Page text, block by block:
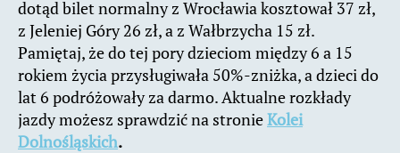
dotąd bilet normalny z Wrocławia kosztował 37 zł,
z Jeleniej Góry 26 zł, a z Wałbrzycha 15 zł.
Pamiętaj, że do tej pory dzieciom między 6 a 15
rokiem życia przysługiwała 50%-zniżka, a dzieci do
lat 6 podróżowały za darmo. Aktualne rozkłady
jazdy możesz sprawdzić na stronieKolei
Dolnośląskich.